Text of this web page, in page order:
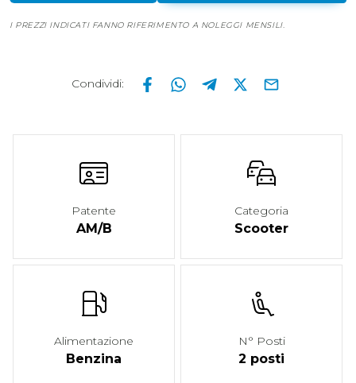
I PREZZI INDICATI FANNO RIFERIMENTO A NOLEGGI MENSILI.
Condividi:
Patente
AM/B
Categoria
Scooter
Alimentazione
Benzina
N° Posti
2 posti